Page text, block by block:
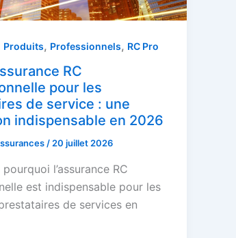
Produits, Professionnels, RC Pro
RC
pour les
de service : une
indispensable en 2026
/20 juillet 2026
l’assurance RC
est indispensable pour les
de services en